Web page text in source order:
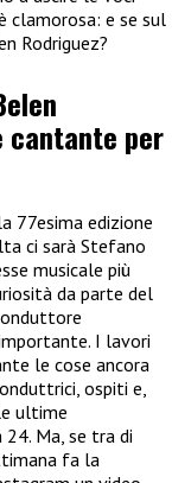
clamorosa: e se sul
Rodriguez?
cantante per
77esima edizione
ci sarà Stefano
musicale più
da parte del
I lavori
le cose ancora
ospiti e,
ultime
Ma, se tra di
fa la